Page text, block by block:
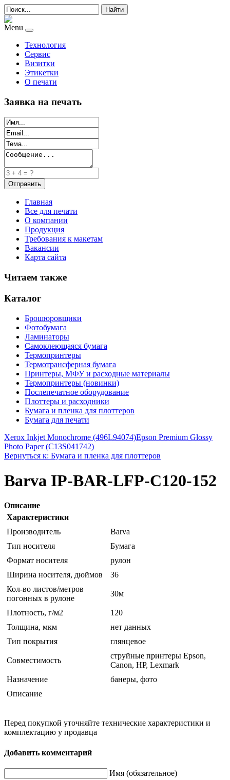
Найти
Menu
Технология
Сервис
Визитки
Этикетки
О печати
Заявка на печать
Главная
Все для печати
О компании
Продукция
Требования к макетам
Вакансии
Карта сайта
Читаем также
Каталог
Брошюровщики
Фотобумага
Ламинаторы
Самоклеющаяся бумага
Термопринтеры
Термотрансферная бумага
Принтеры, МФУ и расходные материалы
Термопринтеры (новинки)
Послепечатное оборудование
Плоттеры и расходники
Бумага и пленка для плоттеров
Бумага для печати
Xerox Inkjet Monochrome (496L94074)Epson Premium Glossy
Photo Paper (C13S041742)
Вернуться к: Бумага и пленка для плоттеров
Barva IP-BAR-LFP-C120-152
Описание
Характеристики
Производитель
Barva
Тип носителя
Бумага
Формат носителя
рулон
Ширина носителя, дюймов
36
Кол-во листов/метров
погонных в рулоне
30м
Плотность, г/м2
120
Толщина, мкм
нет данных
Тип покрытия
глянцевое
Совместимость
струйные принтеры Epson,
Canon, HP, Lexmark
Назначение
банеры, фото
Описание
Перед покупкой уточняйте технические характеристики и
комплектацию у продавца
Добавить комментарий
Имя (обязательное)